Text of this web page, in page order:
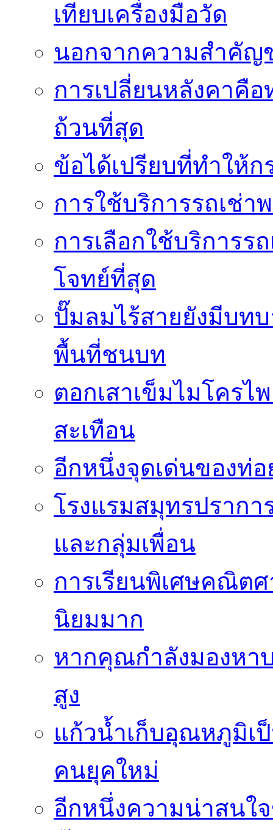
เทียบเครื่องมือวัด
นอกจากความสำคัญ
การเปลี่ยนหลังคาคื
ถ้วนที่สุด
ข้อได้เปรียบที่ทำให้ก
การใช้บริการรถเช่
การเลือกใช้บริการร
โจทย์ที่สุด
ปั๊มลมไร้สายยังมีบท
พื้นที่ชนบท
ตอกเสาเข็มไมโคร
สะเทือน
อีกหนึ่งจุดเด่นของท่
โรงแรมสมุทรปราก
และกลุ่มเพื่อน
การเรียนพิเศษคณิต
นิยมมาก
หากคุณกำลังมองหา
สูง
แก้วน้ำเก็บอุณหภูมิเ
คนยุคใหม่
อีกหนึ่งความน่าสนใ